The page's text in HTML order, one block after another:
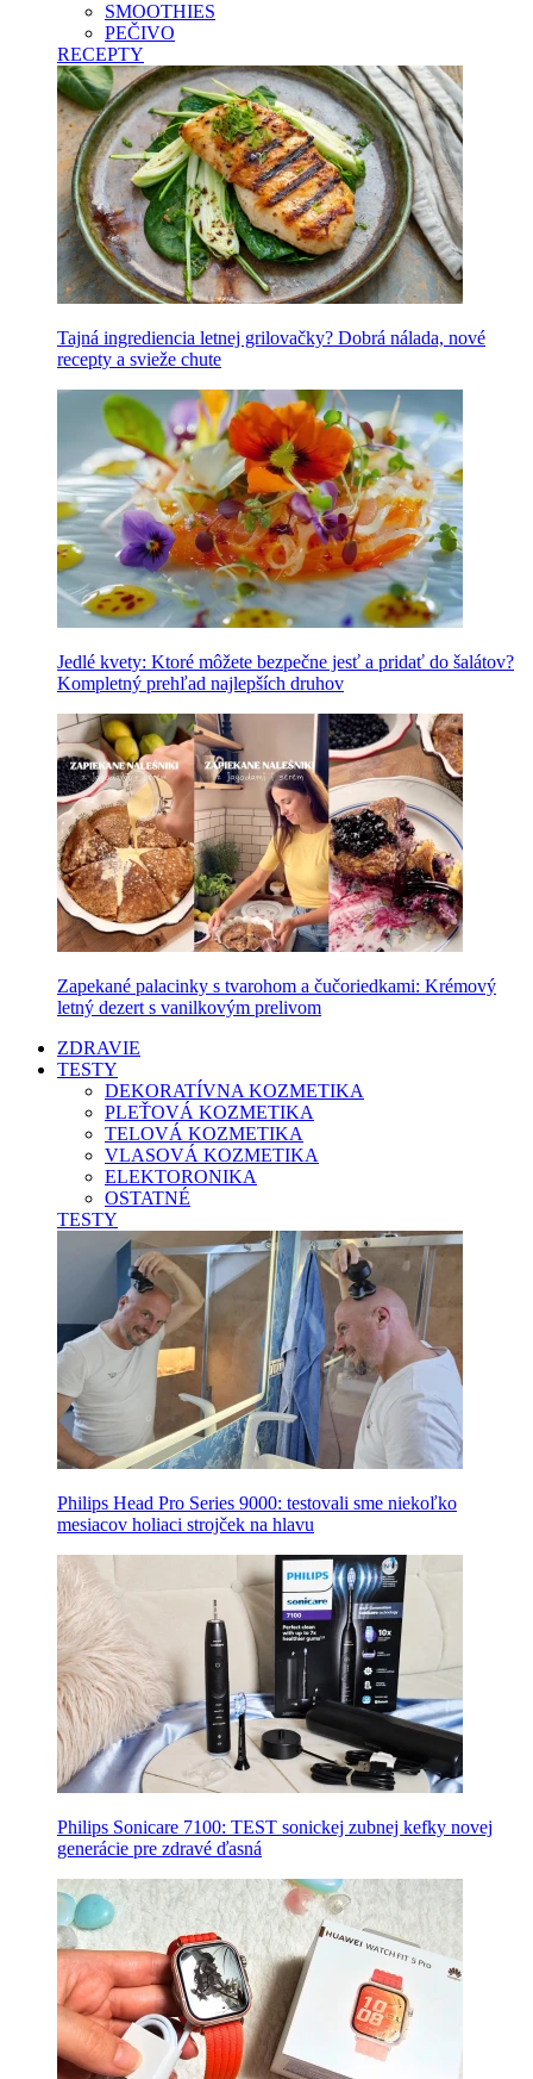
SMOOTHIES
PEČIVO
RECEPTY
Tajná ingrediencia letnej grilovačky? Dobrá nálada, nové
recepty a svieže chute
Jedlé kvety: Ktoré môžete bezpečne jesť a pridať do šalátov?
Kompletný prehľad najlepších druhov
Zapekané palacinky s tvarohom a čučoriedkami: Krémový
letný dezert s vanilkovým prelivom
ZDRAVIE
TESTY
DEKORATÍVNA KOZMETIKA
PLEŤOVÁ KOZMETIKA
TELOVÁ KOZMETIKA
VLASOVÁ KOZMETIKA
ELEKTORONIKA
OSTATNÉ
TESTY
Philips Head Pro Series 9000: testovali sme niekoľko
mesiacov holiaci strojček na hlavu
Philips Sonicare 7100: TEST sonickej zubnej kefky novej
generácie pre zdravé ďasná